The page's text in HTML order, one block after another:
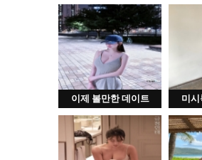
이제 볼만한 데이트 미시